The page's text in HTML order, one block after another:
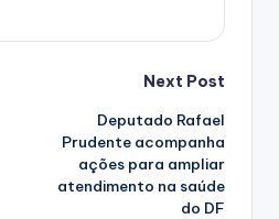
Next Post
Deputado Rafael
Prudente acompanha
ações para ampliar
atendimento na saúde
do DF